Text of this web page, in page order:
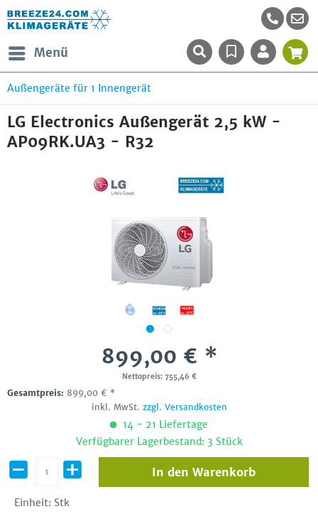
Menü
Außengeräte für 1 Innengerät
LG Electronics Außengerät 2,5 kW -
AP09RK.UA3 - R32
899,00 € *
Nettopreis: 755,46 €
Gesamtpreis: 899,00 € *
inkl. MwSt. zzgl. Versandkosten
14 - 21 Liefertage
Verfügbarer Lagerbestand: 3 Stück
Einheit: Stk
In den Warenkorb